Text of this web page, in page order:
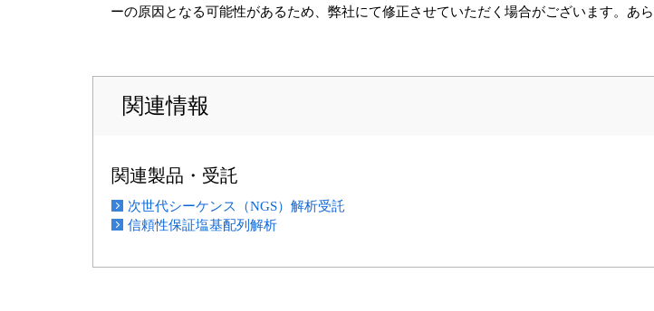
ーの原因となる可能性があるため、弊社にて修正させていただく場合がございます。あ
関連情報
関連製品・受託
次世代シーケンス（NGS）解析受託
信頼性保証塩基配列解析